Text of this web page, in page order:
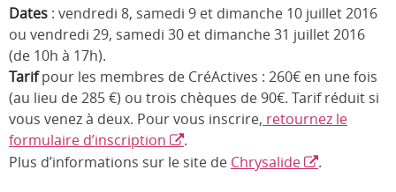
Dates : vendredi 8, samedi 9 et dimanche 10 juillet 2016
ou vendredi 29, samedi 30 et dimanche 31 juillet 2016
(de 10h à 17h).
Tarifpour les membres de CréActives : 260€ en une fois
(au lieu de 285 €) ou trois chèques de 90€. Tarif réduit si
vous venez à deux. Pour vous inscrire, retournez le
formulaire d’inscription
.
Plus d’informations sur le site de Chrysalide .